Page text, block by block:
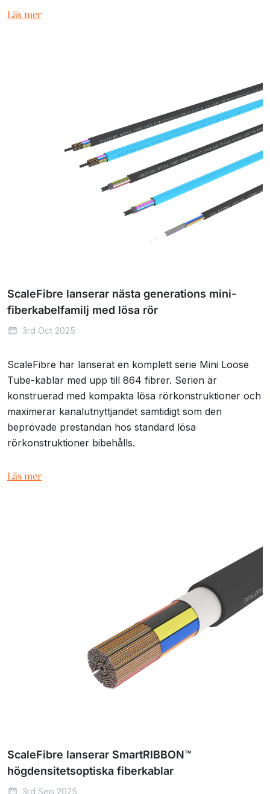
Läs mer
ScaleFibre lanserar nästa generations mini-
fiberkabelfamilj med lösa rör
3rd Oct 2025
ScaleFibre har lanserat en komplett serie Mini Loose
Tube-kablar med upp till 864 fibrer. Serien är
konstruerad med kompakta lösa rörkonstruktioner och
maximerar kanalutnyttjandet samtidigt som den
beprövade prestandan hos standard lösa
rörkonstruktioner bibehålls.
Läs mer
ScaleFibre lanserar SmartRIBBON™
högdensitetsoptiska fiberkablar
3rd Sep 2025